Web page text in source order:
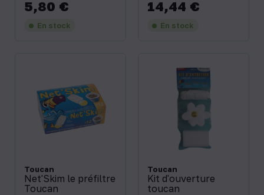
Prix
5,80 €
En stock
Prix
14,44 €
En stock
Toucan
Net'Skim le préfiltre
Toucan
Toucan
Kit d'ouverture
toucan